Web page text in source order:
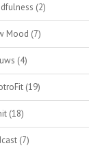
(2)
Mood (7)
(4)
(19)
(18)
(7)